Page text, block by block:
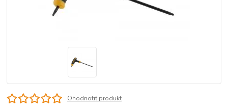
Ohodnotiť produkt